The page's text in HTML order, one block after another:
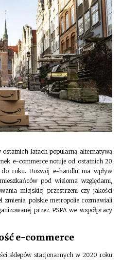
latach popularną alternatywą
e-commerce notuje od ostatnich 20
roku. Rozwój e-handlu ma wpływ
pod wieloma względami,
miejskiej przestrzeni czy jakości
zmienia polskie metropolie rozmawiali
przez PSPA we współpracy
e-commerce
sklepów stacjonarnych w 2020 roku